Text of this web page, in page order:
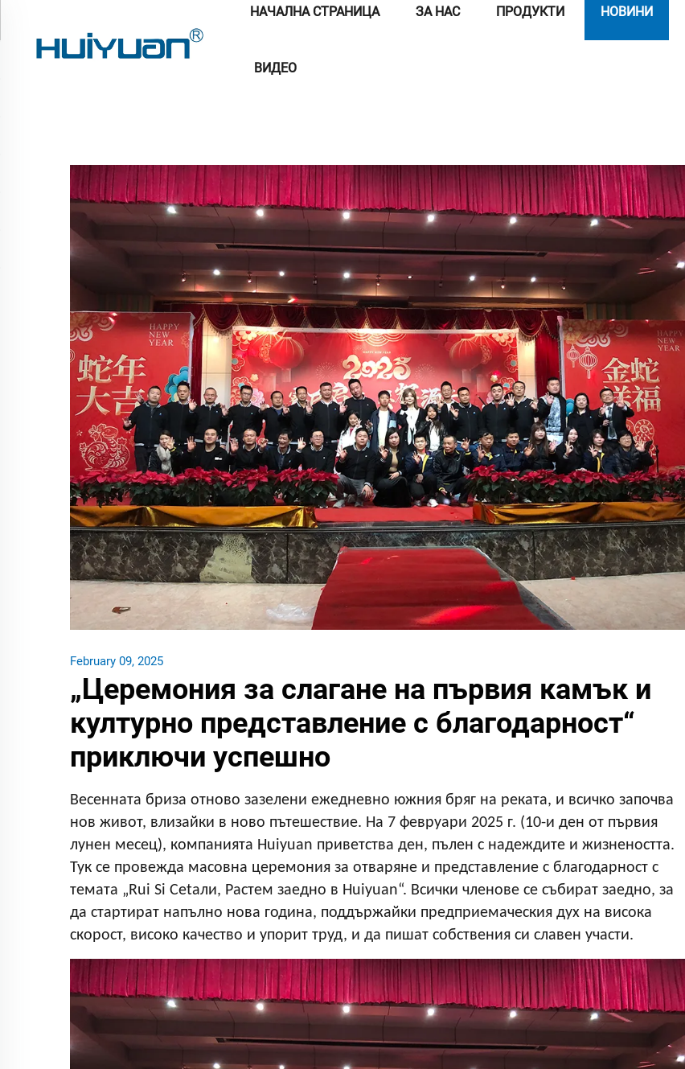
НАЧАЛНА СТРАНИЦА ЗА НАС ПРОДУКТИ НОВИНИ
ВИДЕО
February 09, 2025
„Церемония за слагане на първия камък и
културно представление с благодарност“
приключи успешно
Весенната бриза отново зазелени ежедневно южния бряг на реката, и всичко започва
нов живот, влизайки в ново пътешествие. На 7 февруари 2025 г. (10-и ден от първия
лунен месец), компанията Huiyuan приветства ден, пълен с надеждите и жизнеността.
Тук се провежда масовна церемония за отваряне и представление с благодарност с
темата „Rui Si Сetaли, Растем заедно в Huiyuan“. Всички членове се събират заедно, за
да стартират напълно нова година, поддържайки предприемаческия дух на висока
скорост, високо качество и упорит труд, и да пишат собствения си славен участи.